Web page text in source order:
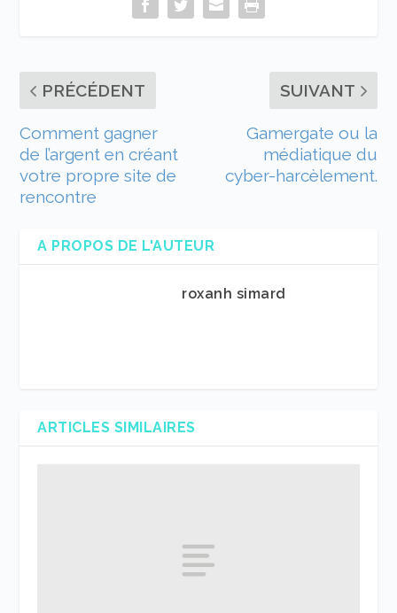
PRÉCÉDENT
Comment gagner
de l’argent en créant
votre propre site de
rencontre
SUIVANT
Gamergate ou la
médiatique du
cyber-harcèlement.
A PROPOS DE L'AUTEUR
roxanh simard
ARTICLES SIMILAIRES